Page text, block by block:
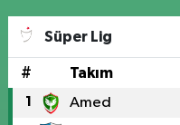
Süper Lig
# Takım
1 Amed